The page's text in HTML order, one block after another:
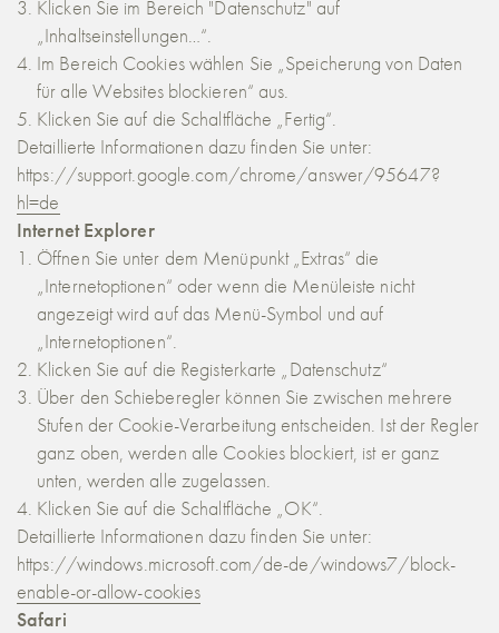
Klicken Sie im Bereich "Datenschutz" auf
„Inhaltseinstellungen…“.
Im Bereich Cookies wählen Sie „Speicherung von Daten
für alle Websites blockieren“ aus.
Klicken Sie auf die Schaltfläche „Fertig“.
Detaillierte Informationen dazu finden Sie unter:
https://support.google.com/chrome/answer/95647?
hl=de
Internet Explorer
Öffnen Sie unter dem Menüpunkt „Extras“ die
„Internetoptionen“ oder wenn die Menüleiste nicht
angezeigt wird auf das Menü-Symbol und auf
„Internetoptionen“.
Klicken Sie auf die Registerkarte „Datenschutz“
Über den Schieberegler können Sie zwischen mehrere
Stufen der Cookie-Verarbeitung entscheiden. Ist der Regler
ganz oben, werden alle Cookies blockiert, ist er ganz
unten, werden alle zugelassen.
Klicken Sie auf die Schaltfläche „OK“.
Detaillierte Informationen dazu finden Sie unter:
https://windows.microsoft.com/de-de/windows7/block-
enable-or-allow-cookies
Safari